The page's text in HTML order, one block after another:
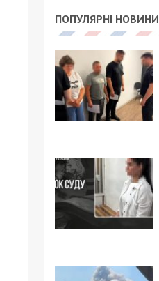
ПОПУЛЯРНІ НОВИНИ